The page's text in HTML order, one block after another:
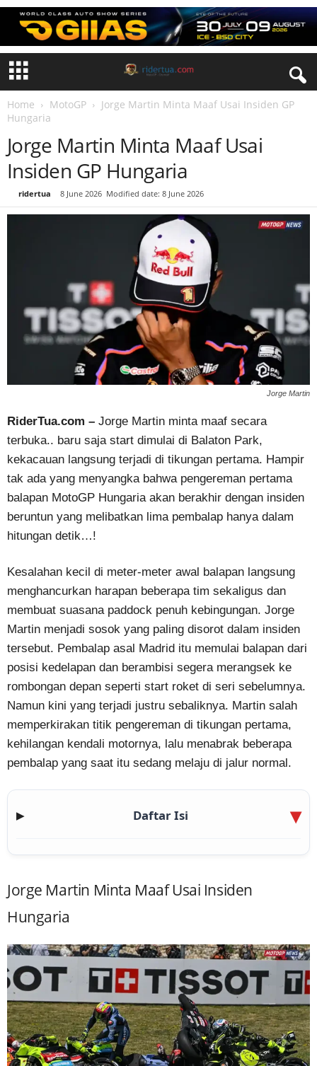
Home MotoGP
Jorge Martin Minta Maaf Usai Insiden GP
Hungaria
Jorge Martin Minta Maaf Usai
Insiden GP Hungaria
ridertua 8 June 2026 Modified date: 8 June 2026
Jorge Martin
RiderTua.com – Jorge Martin minta maaf secara
terbuka.. baru saja start dimulai di Balaton Park,
kekacauan langsung terjadi di tikungan pertama. Hampir
tak ada yang menyangka bahwa pengereman pertama
balapan MotoGP Hungaria akan berakhir dengan insiden
beruntun yang melibatkan lima pembalap hanya dalam
hitungan detik…!
Kesalahan kecil di meter-meter awal balapan langsung
menghancurkan harapan beberapa tim sekaligus dan
membuat suasana paddock penuh kebingungan. Jorge
Martin menjadi sosok yang paling disorot dalam insiden
tersebut. Pembalap asal Madrid itu memulai balapan dari
posisi kedelapan dan berambisi segera merangsek ke
rombongan depan seperti start roket di seri sebelumnya.
Namun kini yang terjadi justru sebaliknya. Martin salah
memperkirakan titik pengereman di tikungan pertama,
kehilangan kendali motornya, lalu menabrak beberapa
pembalap yang saat itu sedang melaju di jalur normal.
▶ Daftar Isi
Jorge Martin Minta Maaf Usai Insiden
Hungaria